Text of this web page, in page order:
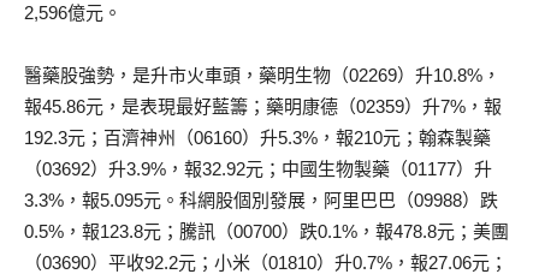
2,596億元。
醫藥股強勢，是升市火車頭，藥明生物（02269）升10.8%，
報45.86元，是表現最好藍籌；藥明康德（02359）升7%，報
192.3元；百濟神州（06160）升5.3%，報210元；翰森製藥
（03692）升3.9%，報32.92元；中國生物製藥（01177）升
3.3%，報5.095元。科網股個別發展，阿里巴巴（09988）跌
0.5%，報123.8元；騰訊（00700）跌0.1%，報478.8元；美團
（03690）平收92.2元；小米（01810）升0.7%，報27.06元；